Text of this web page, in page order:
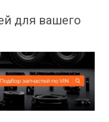
для вашего